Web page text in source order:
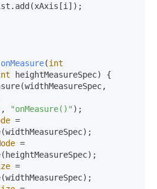
onMeasure(int
heightMeasureSpec)
{
, "onMeasure()" );
=
=
=